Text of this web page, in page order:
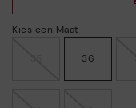
Kies een Maat
36